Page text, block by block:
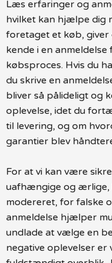
Læs erfaringer og
hvilket kan hjælpe dig
foretaget et køb,
kende i en
købsproces. Hvis du
du skrive en
bliver så pålideligt og
oplevelse, idet du
til levering, og om
garantier blev
For at vi kan være
uafhængige og ærlige,
modereret, for falske
anmeldelse hjælper
undlade at vælge en
negative oplevelser er